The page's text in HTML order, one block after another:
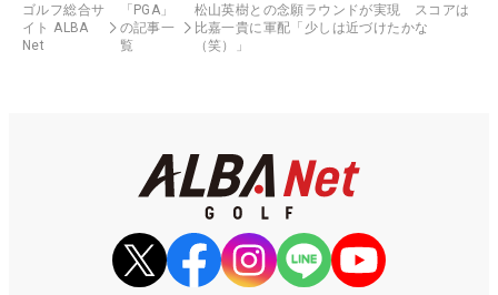
ゴルフ総合サ
イト ALBA
Net
「PGA」
の記事一
覧
松山英樹との念願ラウンドが実現 スコアは
比嘉一貴に軍配「少しは近づけたかな
（笑）」